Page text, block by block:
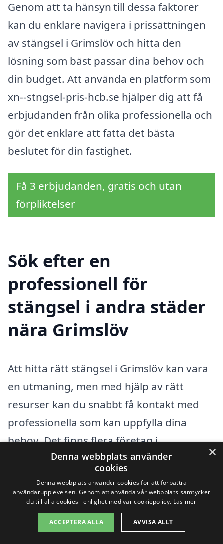
Genom att ta hänsyn till dessa faktorer
kan du enklare navigera i prissättningen
av stängsel i Grimslöv och hitta den
lösning som bäst passar dina behov och
din budget. Att använda en platform som
xn--stngsel-pris-hcb.se hjälper dig att få
erbjudanden från olika professionella och
gör det enklare att fatta det bästa
beslutet för din fastighet.
Få 3 erbjudanden, gratis och utan
förpliktelser
Sök efter en
professionell för
stängsel i andra städer
nära Grimslöv
Att hitta rätt stängsel i Grimslöv kan vara
en utmaning, men med hjälp av rätt
resurser kan du snabbt få kontakt med
professionella som kan uppfylla dina
behov. Det finns flera företag i
närliggande städer som specialiserar sig
mängd alternativ att välja mellan. Här är
några platser du kan överväga att
kontakta:
×
Denna webbplats använder
cookies
Denna webbplats använder cookies för att förbättra
användarupplevelsen. Genom att använda vår webbplats samtycker
du till alla cookies i enlighet med vår cookiepolicy. Läs mer
ACCEPTERA ALLA AVVISA ALLT